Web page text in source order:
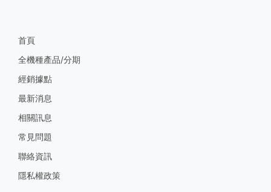
首頁
全機種產品/分期
經銷據點
最新消息
相關訊息
常見問題
聯絡資訊
隱私權政策